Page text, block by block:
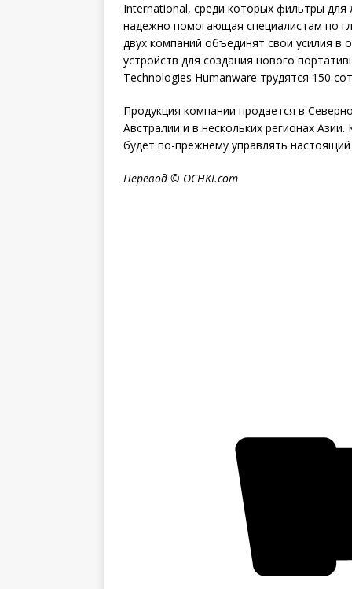
International, среди которых фильтры для
надежно помогающая специалистам по
двух компаний объединят свои усилия в
устройств для создания нового
Technologies Humanware трудятся 150
Продукция компании продается в
Австралии и в нескольких регионах
будет по-прежнему управлять
Перевод © OCHKI.com